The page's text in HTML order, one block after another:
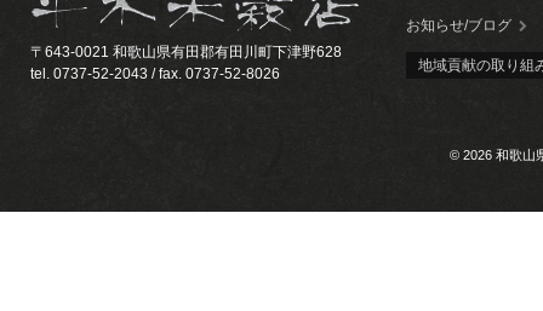
〒643-0021 和歌山県有田郡有田川町下津野628
tel. 0737-52-2043 / fax. 0737-52-8026
お知らせ/ブログ
地域貢献の取り組
© 2026 和歌山